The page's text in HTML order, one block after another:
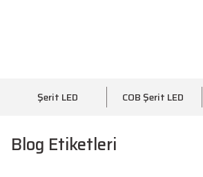
Şerit LED COB Şerit LED
Blog Etiketleri